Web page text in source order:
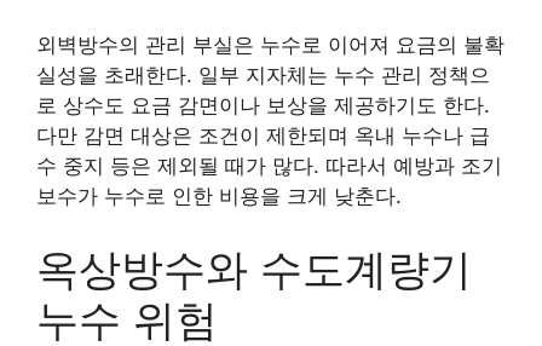
외벽방수의 관리 부실은 누수로 이어져 요금의 불확
실성을 초래한다. 일부 지자체는 누수 관리 정책으
로 상수도 요금 감면이나 보상을 제공하기도 한다.
다만 감면 대상은 조건이 제한되며 옥내 누수나 급
수 중지 등은 제외될 때가 많다. 따라서 예방과 조기
보수가 누수로 인한 비용을 크게 낮춘다.
옥상방수와 수도계량기
누수 위험